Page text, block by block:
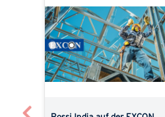
Previous